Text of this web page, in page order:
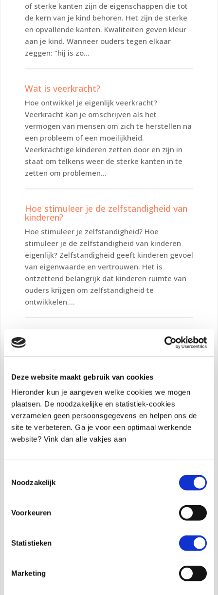
Deze website maakt gebruik van cookies
Hieronder kun je aangeven welke cookies we mogen
plaatsen. De noodzakelijke en statistiek-cookies
verzamelen geen persoonsgegevens en helpen ons de
site te verbeteren. Ga je voor een optimaal werkende
website? Vink dan alle vakjes aan
Noodzakelijk
Voorkeuren
Statistieken
Marketing
of sterke kanten zijn de eigenschappen die tot
de kern van je kind behoren. Het zijn de sterke
en opvallende kanten. Kwaliteiten geven kleur
aan je kind. Wanneer ouders tegen elkaar
zeggen: “hij is zo...
Wat is veerkracht?
Hoe ontwikkel je eigenlijk veerkracht?
Veerkracht kan je omschrijven als het
vermogen van mensen om zich te herstellen na
een probleem of een moeilijkheid.
Veerkrachtige kinderen zetten door en zijn in
staat om telkens weer de sterke kanten in te
zetten om problemen...
Hoe stimuleer je de zelfstandigheid van
kinderen?
Hoe stimuleer je zelfstandigheid? Hoe
stimuleer je de zelfstandigheid van kinderen
eigenlijk? Zelfstandigheid geeft kinderen gevoel
van eigenwaarde en vertrouwen. Het is
ontzettend belangrijk dat kinderen ruimte van
ouders krijgen om zelfstandigheid te
ontwikkelen....
Wat is talent?
Wat is talent? Talent is dat wat iedere mens
kostbare bezit. Ieder mens heeft een talent of
vermogen om iets heel goed te kunnen. Ieder
kind wordt geboren met een uniek talent....
Assertiviteit: doen wat je hart je in geeft
Assertiviteit je kind doet wat het hart ingeeft
betekent dat een kind durft op te komen voor
anderen.Het is de balans tussen meebewegen
en begrenzen. Een assertief kind...
Zelfvertrouwen opbouwen bij kinderen:
Zelfvertrouwen opbouwen bij kinderen: zo help